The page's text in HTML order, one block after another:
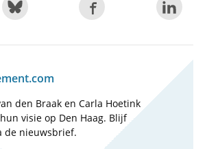
den Braak en Carla Hoetink
hun visie op Den Haag. Blijf
de nieuwsbrief.